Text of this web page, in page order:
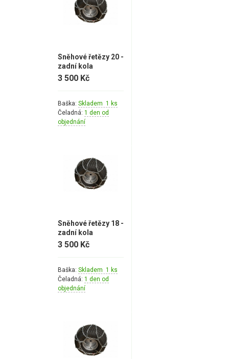
Náhradní díly pro křovinořezy
Sněhové řetězy 20 -
zadní kola
3 500 Kč
Baška: Skladem 1 ks
Čeladná: 1 den od
objednání
Sněhové řetězy 18 -
zadní kola
3 500 Kč
Baška: Skladem 1 ks
Čeladná: 1 den od
objednání